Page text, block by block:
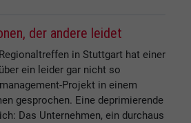
der andere leidet
in Stuttgart hat einer
ein leider gar nicht so
Projekt in einem
gesprochen. Eine deprimierende
Das Unternehmen, ein durchaus